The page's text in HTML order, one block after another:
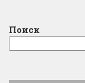
Поиск